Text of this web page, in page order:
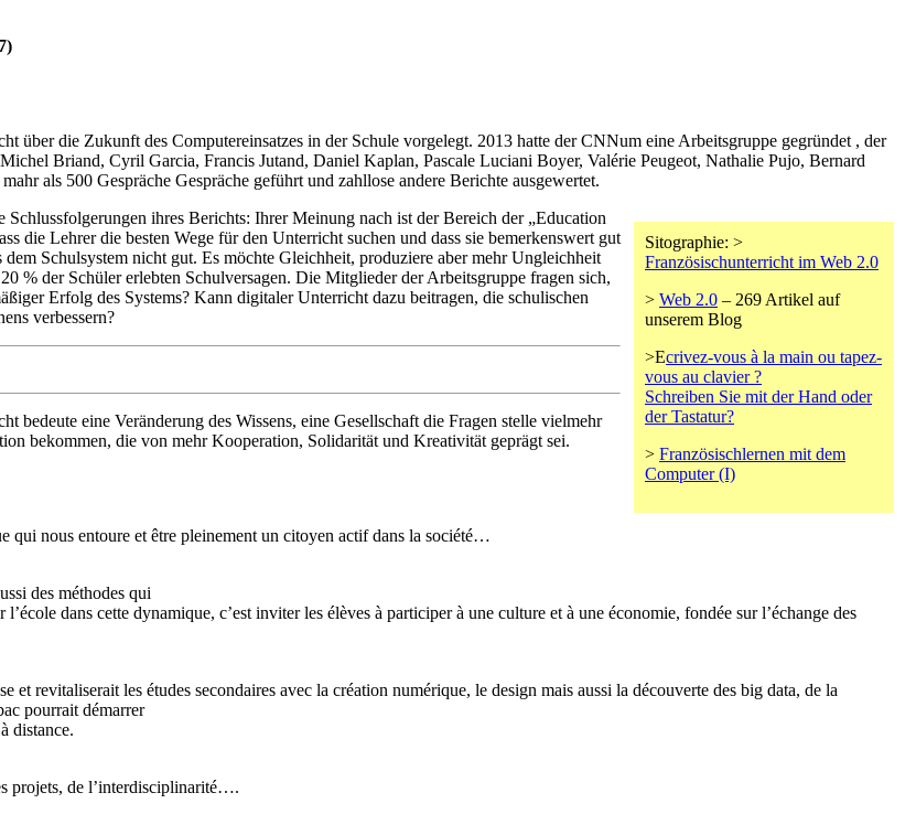
über die Zukunft des Computereinsatzes in der Schule vorgelegt. 2013 hatte der CNNum eine Arbeitsgruppe gegründet , der
Briand, Cyril Garcia, Francis Jutand, Daniel Kaplan, Pascale Luciani Boyer, Valérie Peugeot, Nathalie Pujo, Bernard
als 500 Gespräche Gespräche geführt und zahllose andere Berichte ausgewertet.
Sitographie: >
Französischunterricht im Web 2.0
> Web 2.0 – 269 Artikel auf
unserem Blog
>Ecrivez-vous à la main ou tapez-
vous au clavier ?
Schreiben Sie mit der Hand oder
der Tastatur?
> Französischlernen mit dem
Computer (I)
ihres Berichts: Ihrer Meinung nach ist der Bereich der „Education
die Lehrer die besten Wege für den Unterricht suchen und dass sie bemerkenswert gut
Schulsystem nicht gut. Es möchte Gleichheit, produziere aber mehr Ungleichheit
% der Schüler erlebten Schulversagen. Die Mitglieder der Arbeitsgruppe fragen sich,
Erfolg des Systems? Kann digitaler Unterricht dazu beitragen, die schulischen
verbessern?
eine Veränderung des Wissens, eine Gesellschaft die Fragen stelle vielmehr
bekommen, die von mehr Kooperation, Solidarität und Kreativität geprägt sei.
nous entoure et être pleinement un citoyen actif dans la société…
des méthodes qui
dans cette dynamique, c’est inviter les élèves à participer à une culture et à une économie, fondée sur l’échange des
et revitaliserait les études secondaires avec la création numérique, le design mais aussi la découverte des big data, de la
pourrait démarrer
distance.
projets, de l’interdisciplinarité….